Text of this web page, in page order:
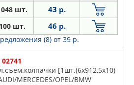
шт. 43 р.
100 шт. 46 р.
(8) от 39 р.
02741
[1шт.(6x912,5x10)
MERCEDES/OPEL/BMW